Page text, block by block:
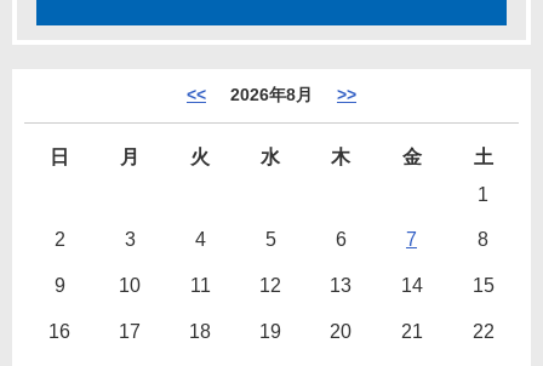
<< 2026年8月 >>
日 月 火 水 木 金
土
1
2 3 4 5 6 7 8
9 10 11 12 13 14 15
16 17 18 19 20 21 22